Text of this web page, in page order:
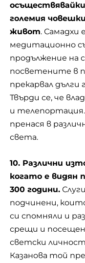
големия
живот. Самадхи
медитационно
продължение на
посветените в
прекарвал дълги
Твърди се, че
и
пренася в
света.
10. Различни
когато е видян
300 години.
подчинени,
си спомняли и
срещи и
светски
Казанова той